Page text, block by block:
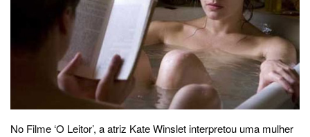
No Filme ‘O Leitor’, a atriz Kate Winslet interpretou uma mulher